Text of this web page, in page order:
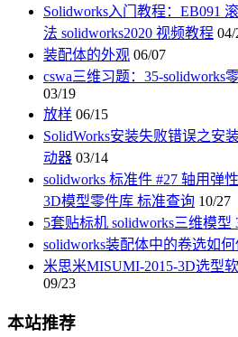
Solidworks入门教程：EB091
法 solidworks2020 视频教程 04/
装配体的外观 06/07
cswa三维习题：35-solidworks
03/19
放样 06/15
SolidWorks安装失败错误之安
动器 03/14
solidworks 标准件 #27 轴用弹
3D模型零件库 标准查询 10/27
5套贴标机 solidworks三维模型
solidworks装配体中的卷选如
米思米MISUMI-2015-3D选型
09/23
本站推荐